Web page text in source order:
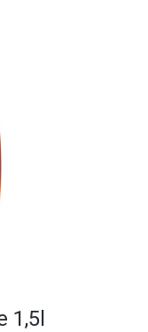
1,5l